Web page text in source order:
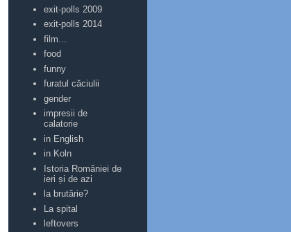
exit-polls 2009
exit-polls 2014
film...
food
funny
furatul căciulii
gender
impresii de
calatorie
in English
in Koln
Istoria României de
ieri și de azi
la brutărie?
La spital
leftovers